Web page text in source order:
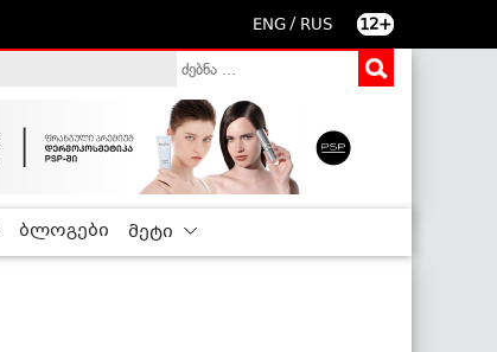
ENG / RUS 12+
ბლოგები მეტი